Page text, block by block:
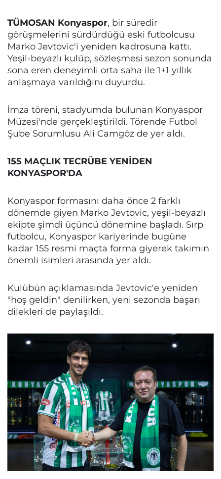
TÜMOSAN Konyaspor, bir süredir
görüşmelerini sürdürdüğü eski futbolcusu
Marko Jevtovic'i yeniden kadrosuna kattı.
Yeşil-beyazlı kulüp, sözleşmesi sezon sonunda
sona eren deneyimli orta saha ile 1+1 yıllık
anlaşmaya varıldığını duyurdu.
İmza töreni, stadyumda bulunan Konyaspor
Müzesi'nde gerçekleştirildi. Törende Futbol
Şube Sorumlusu Ali Camgöz de yer aldı.
155 MAÇLIK TECRÜBE YENİDEN
KONYASPOR'DA
Konyaspor formasını daha önce 2 farklı
dönemde giyen Marko Jevtovic, yeşil-beyazlı
ekipte şimdi üçüncü dönemine başladı. Sırp
futbolcu, Konyaspor kariyerinde bugüne
kadar 155 resmi maçta forma giyerek takımın
önemli isimleri arasında yer aldı.
Kulübün açıklamasında Jevtovic'e yeniden
"hoş geldin" denilirken, yeni sezonda başarı
dilekleri de paylaşıldı.